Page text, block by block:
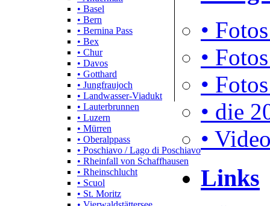
• Basel
• Bern
• Bernina Pass
• Bex
• Chur
• Davos
• Gotthard
• Jungfraujoch
• Landwasser-Viadukt
• Lauterbrunnen
• Luzern
• Mürren
• Oberalppass
• Poschiavo / Lago di Poschiavo
• Rheinfall von Schaffhausen
• Rheinschlucht
• Scuol
• St. Moritz
•
•
•
• die
•
Links